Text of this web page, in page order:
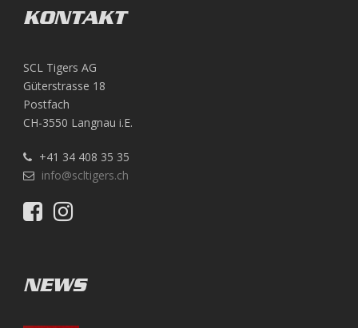
KONTAKT
SCL Tigers AG
Güterstrasse 18
Postfach
CH-3550 Langnau i.E.
+41 34 408 35 35
info@scltigers.ch
NEWS